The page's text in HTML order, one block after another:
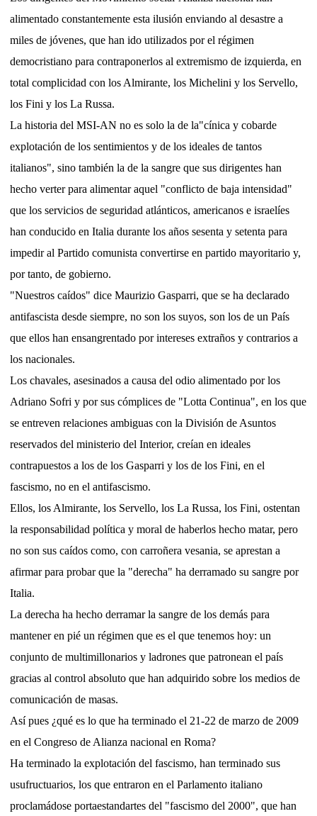
alimentado constantemente esta ilusión enviando al desastre a
miles de jóvenes, que han ido utilizados por el régimen
democristiano para contraponerlos al extremismo de izquierda, en
total complicidad con los Almirante, los Michelini y los Servello,
los Fini y los La Russa.
La historia del MSI-AN no es solo la de la"cínica y cobarde
explotación de los sentimientos y de los ideales de tantos
italianos", sino también la de la sangre que sus dirigentes han
hecho verter para alimentar aquel "conflicto de baja intensidad"
que los servicios de seguridad atlánticos, americanos e israelíes
han conducido en Italia durante los años sesenta y setenta para
impedir al Partido comunista convertirse en partido mayoritario y,
por tanto, de gobierno.
"Nuestros caídos" dice Maurizio Gasparri, que se ha declarado
antifascista desde siempre, no son los suyos, son los de un País
que ellos han ensangrentado por intereses extraños y contrarios a
los nacionales.
Los chavales, asesinados a causa del odio alimentado por los
Adriano Sofri y por sus cómplices de "Lotta Continua", en los que
se entreven relaciones ambiguas con la División de Asuntos
reservados del ministerio del Interior, creían en ideales
contrapuestos a los de los Gasparri y los de los Fini, en el
fascismo, no en el antifascismo.
Ellos, los Almirante, los Servello, los La Russa, los Fini, ostentan
la responsabilidad política y moral de haberlos hecho matar, pero
no son sus caídos como, con carroñera vesania, se aprestan a
afirmar para probar que la "derecha" ha derramado su sangre por
Italia.
La derecha ha hecho derramar la sangre de los demás para
mantener en pié un régimen que es el que tenemos hoy: un
conjunto de multimillonarios y ladrones que patronean el país
gracias al control absoluto que han adquirido sobre los medios de
comunicación de masas.
Así pues ¿qué es lo que ha terminado el 21-22 de marzo de 2009
en el Congreso de Alianza nacional en Roma?
Ha terminado la explotación del fascismo, han terminado sus
usufructuarios, los que entraron en el Parlamento italiano
proclamádose portaestandartes del "fascismo del 2000", que han